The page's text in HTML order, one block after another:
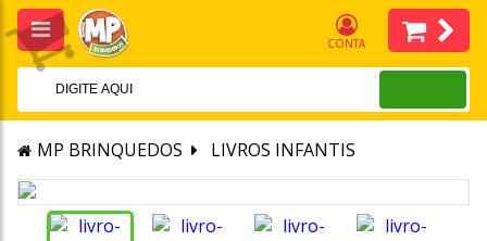
CONTA
MP BRINQUEDOS LIVROS INFANTIS